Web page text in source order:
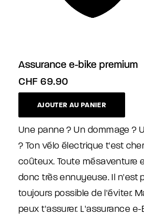
Assurance e-bike premium
CHF 69.90
AJOUTER AU PANIER
Une panne ? Un dommage ?
? Ton vélo électrique t'est
coûteux. Toute mésaventure
donc très ennuyeuse. Il n'est
toujours possible de l'éviter.
peux t'assurer. L'assurance e-